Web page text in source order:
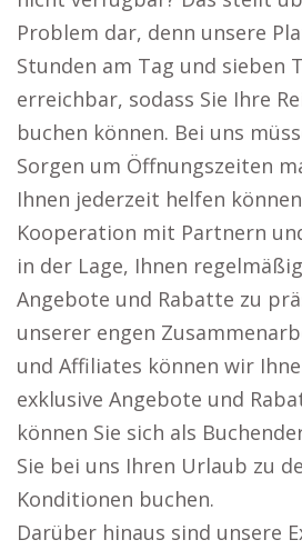
Problem dar, denn unsere
Stunden am Tag und sieben
erreichbar, sodass Sie Ihre
buchen können. Bei uns
Sorgen um Öffnungszeiten
Ihnen jederzeit helfen
Kooperation mit Partnern
in der Lage, Ihnen
Angebote und Rabatte zu
unserer engen
und Affiliates können wir
exklusive Angebote und
können Sie sich als
Sie bei uns Ihren Urlaub zu
Konditionen buchen.
Darüber hinaus sind unsere